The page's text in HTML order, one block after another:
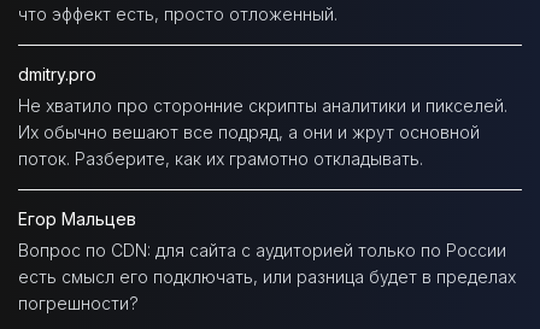
что эффект есть, просто отложенный.
dmitry.pro
Не хватило про сторонние скрипты аналитики и пикселей.
Их обычно вешают все подряд, а они и жрут основной
поток. Разберите, как их грамотно откладывать.
Егор Мальцев
Вопрос по CDN: для сайта с аудиторией только по России
есть смысл его подключать, или разница будет в пределах
погрешности?